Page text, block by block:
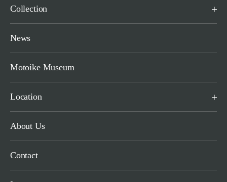
Collection
News
Motoike Museum
Location
About Us
Contact